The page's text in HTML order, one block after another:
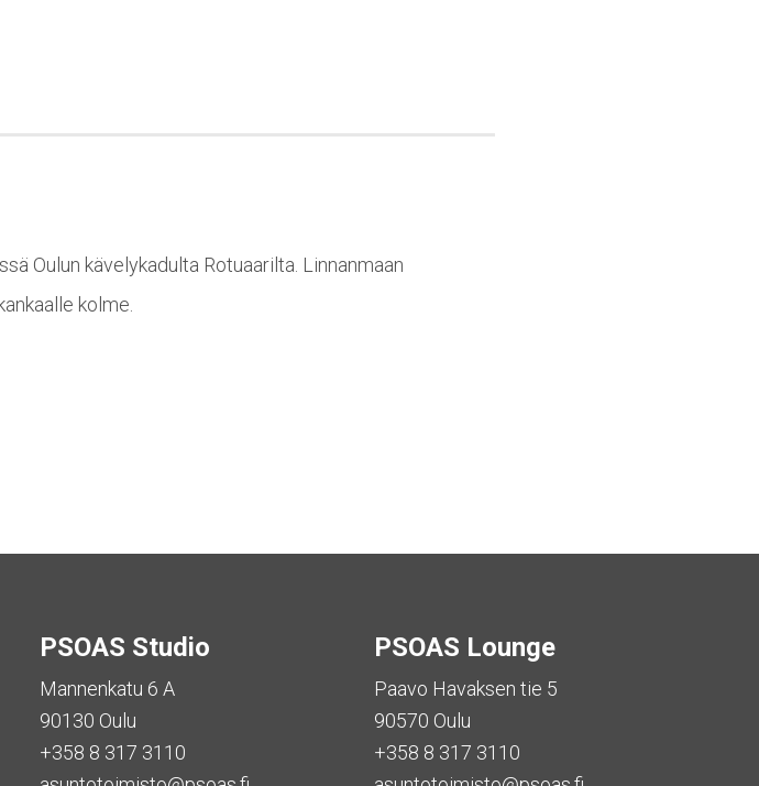
Oulun kävelykadulta Rotuaarilta. Linnanmaan
kolme.
PSOAS Studio
Mannenkatu 6 A
90130 Oulu
+358 8 317 3110
PSOAS Lounge
Paavo Havaksen tie 5
90570 Oulu
+358 8 317 3110